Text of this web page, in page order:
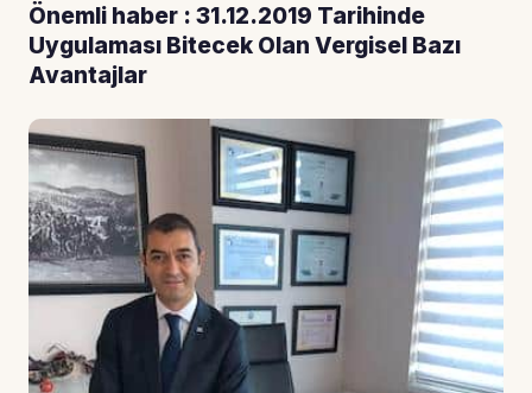
Önemli haber : 31.12.2019 Tarihinde
Uygulaması Bitecek Olan Vergisel Bazı
Avantajlar